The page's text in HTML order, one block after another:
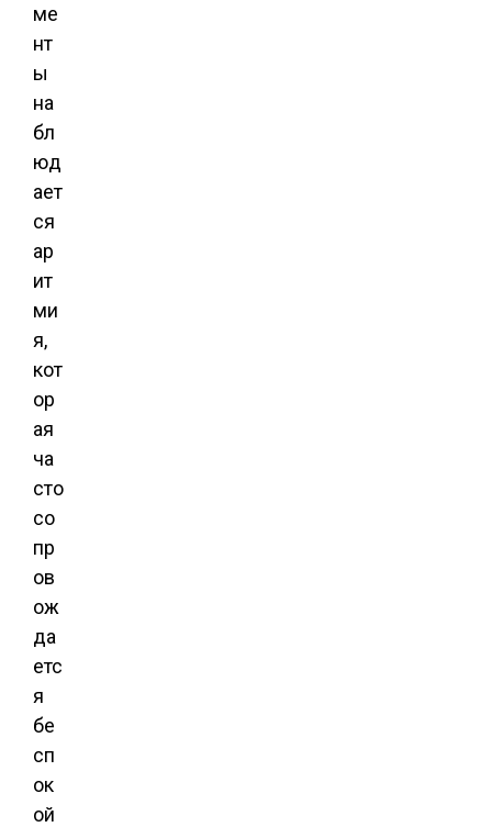
ме
нт
ы
на
бл
юд
ает
ся
ар
ит
ми
я,
кот
ор
ая
ча
сто
со
пр
ов
ож
да
етс
я
бе
сп
ок
ой